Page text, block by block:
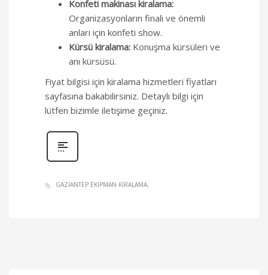
Konfeti makinası kiralama:
Organizasyonların finali ve önemli
anları için konfeti show.
Kürsü kiralama: Konuşma kürsüleri ve
anı kürsüsü.
Fiyat bilgisi için kiralama hizmetleri fiyatları
sayfasına bakabilirsiniz. Detaylı bilgi için
lütfen bizimle iletişime geçiniz.
GAZIANTEP EKIPMAN KIRALAMA